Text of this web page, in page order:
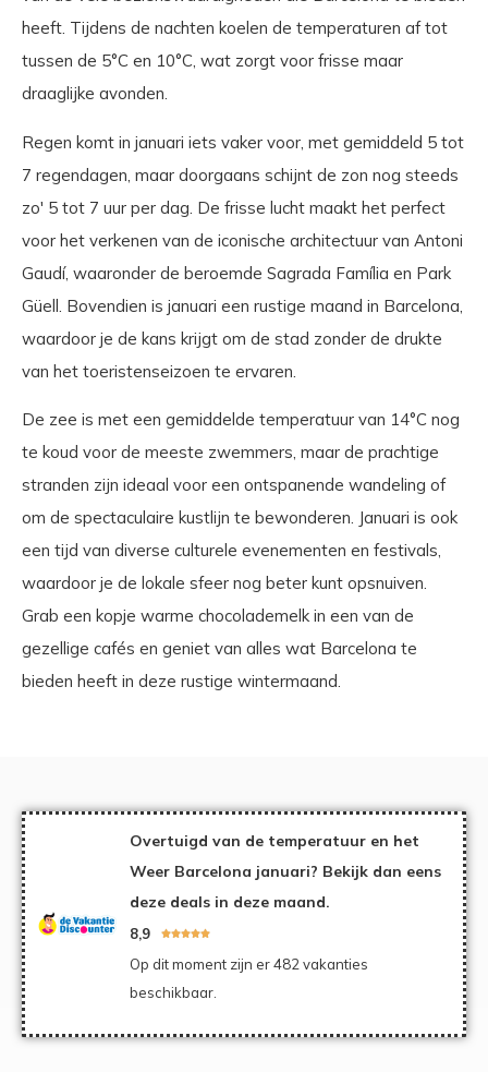
heeft. Tijdens de nachten koelen de temperaturen af tot
tussen de 5°C en 10°C, wat zorgt voor frisse maar
draaglijke avonden.
Regen komt in januari iets vaker voor, met gemiddeld 5 tot
7 regendagen, maar doorgaans schijnt de zon nog steeds
zo' 5 tot 7 uur per dag. De frisse lucht maakt het perfect
voor het verkenen van de iconische architectuur van Antoni
Gaudí, waaronder de beroemde Sagrada Família en Park
Güell. Bovendien is januari een rustige maand in Barcelona,
waardoor je de kans krijgt om de stad zonder de drukte
van het toeristenseizoen te ervaren.
De zee is met een gemiddelde temperatuur van 14°C nog
te koud voor de meeste zwemmers, maar de prachtige
stranden zijn ideaal voor een ontspanende wandeling of
om de spectaculaire kustlijn te bewonderen. Januari is ook
een tijd van diverse culturele evenementen en festivals,
waardoor je de lokale sfeer nog beter kunt opsnuiven.
Grab een kopje warme chocolademelk in een van de
gezellige cafés en geniet van alles wat Barcelona te
bieden heeft in deze rustige wintermaand.
Overtuigd van de temperatuur en het
Weer Barcelona januari? Bekijk dan eens
deze deals in deze maand.
8,9 
Op dit moment zijn er 482 vakanties
beschikbaar.